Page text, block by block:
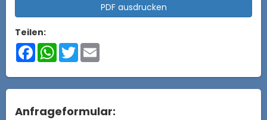
PDF ausdrucken
Teilen:
FacebookWhatsApp
Twitter
Anfrageformular: